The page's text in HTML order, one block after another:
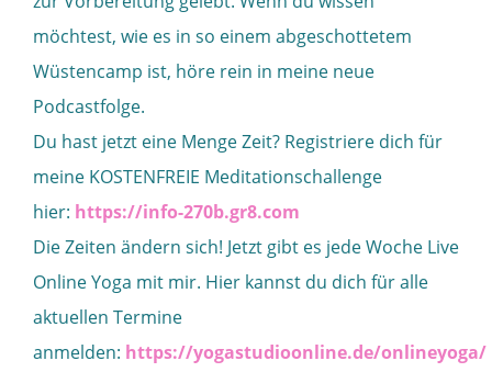
möchtest, wie es in so einem abgeschottetem
Wüstencamp ist, höre rein in meine neue
Podcastfolge.
Du hast jetzt eine Menge Zeit? Registriere dich für
meine KOSTENFREIE Meditationschallenge
hier: https://info-270b.gr8.com
Die Zeiten ändern sich! Jetzt gibt es jede Woche Live
Online Yoga mit mir. Hier kannst du dich für alle
aktuellen Termine
anmelden: https://yogastudioonline.de/onlineyoga/